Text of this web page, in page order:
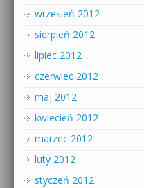
wrzesień 2012
sierpień 2012
lipiec 2012
czerwiec 2012
maj 2012
kwiecień 2012
marzec 2012
luty 2012
styczeń 2012